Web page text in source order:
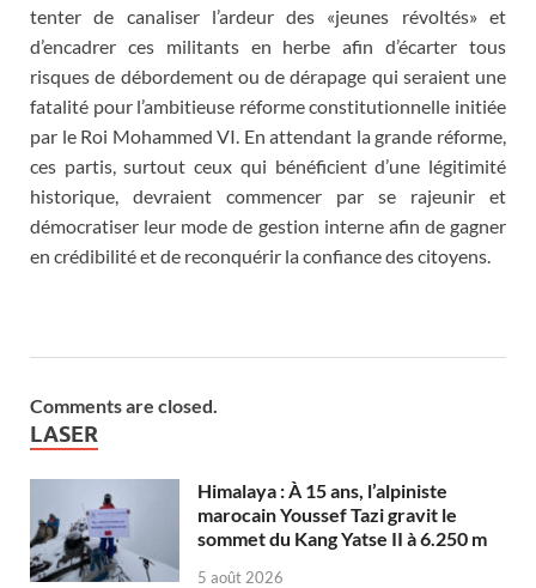
tenter de canaliser l’ardeur des «jeunes révoltés» et
d’encadrer ces militants en herbe afin d’écarter tous
risques de débordement ou de dérapage qui seraient une
fatalité pour l’ambitieuse réforme constitutionnelle initiée
par le Roi Mohammed VI. En attendant la grande réforme,
ces partis, surtout ceux qui bénéficient d’une légitimité
historique, devraient commencer par se rajeunir et
démocratiser leur mode de gestion interne afin de gagner
en crédibilité et de reconquérir la confiance des citoyens.
Comments are closed.
LASER
Himalaya : À 15 ans, l’alpiniste
marocain Youssef Tazi gravit le
sommet du Kang Yatse II à 6.250 m
5 août 2026